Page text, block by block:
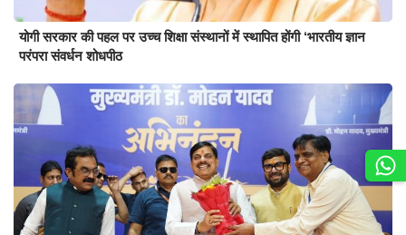
योगी सरकार की पहल पर उच्च शिक्षा संस्थानों में स्थापित होंगी ‘भारतीय ज्ञान
परंपरा संवर्धन शोधपीठ